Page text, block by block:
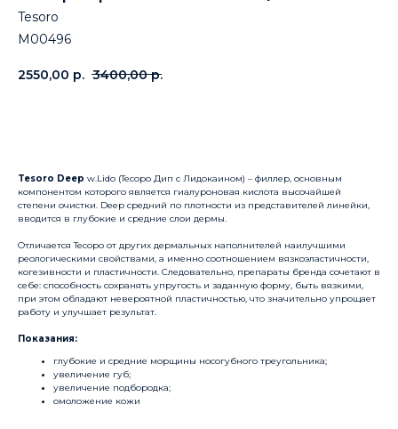
Tesoro
M00496
2550,00 р. 3400,00 р.
Tesoro Deep w.Lido (Тесоро Дип с Лидокаином) – филлер, основным
компонентом которого является гиалуроновая кислота высочайшей
степени очистки. Deep средний по плотности из представителей линейки,
вводится в глубокие и средние слои дермы.
Отличается Тесоро от других дермальных наполнителей наилучшими
реологическими свойствами, а именно соотношением вязкоэластичности,
когезивности и пластичности. Следовательно, препараты бренда сочетают в
себе: способность сохранять упругость и заданную форму, быть вязкими,
при этом обладают невероятной пластичностью, что значительно упрощает
работу и улучшает результат.
Показания:
глубокие и средние морщины носогубного треугольника;
увеличение губ;
увеличение подбородка;
омоложение кожи